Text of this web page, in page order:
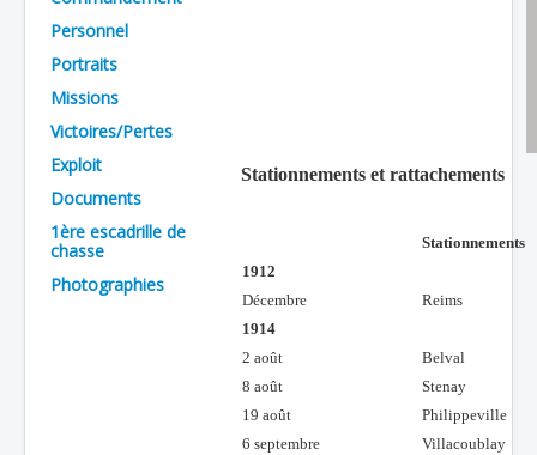
Personnels
Formation
Doctrines
Batailles
Les As
Cahiers des As
Personnel
Portraits
Missions
Victoires/Pertes
Exploit
Documents
1ère escadrille de
chasse
Photographies
Stationnements et rattachements
Stationnements
1912
Décembre
Reims
1914
2 août
Belval
8 août
Stenay
19 août
Philippeville
6 septembre
Villacoublay